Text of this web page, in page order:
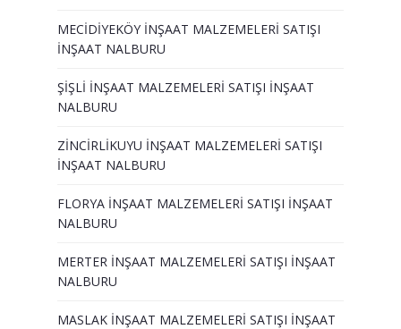
MECİDİYEKÖY İNŞAAT MALZEMELERİ SATIŞI
İNŞAAT NALBURU
ŞİŞLİ İNŞAAT MALZEMELERİ SATIŞI İNŞAAT
NALBURU
ZİNCİRLİKUYU İNŞAAT MALZEMELERİ SATIŞI
İNŞAAT NALBURU
FLORYA İNŞAAT MALZEMELERİ SATIŞI İNŞAAT
NALBURU
MERTER İNŞAAT MALZEMELERİ SATIŞI İNŞAAT
NALBURU
MASLAK İNŞAAT MALZEMELERİ SATIŞI İNŞAAT